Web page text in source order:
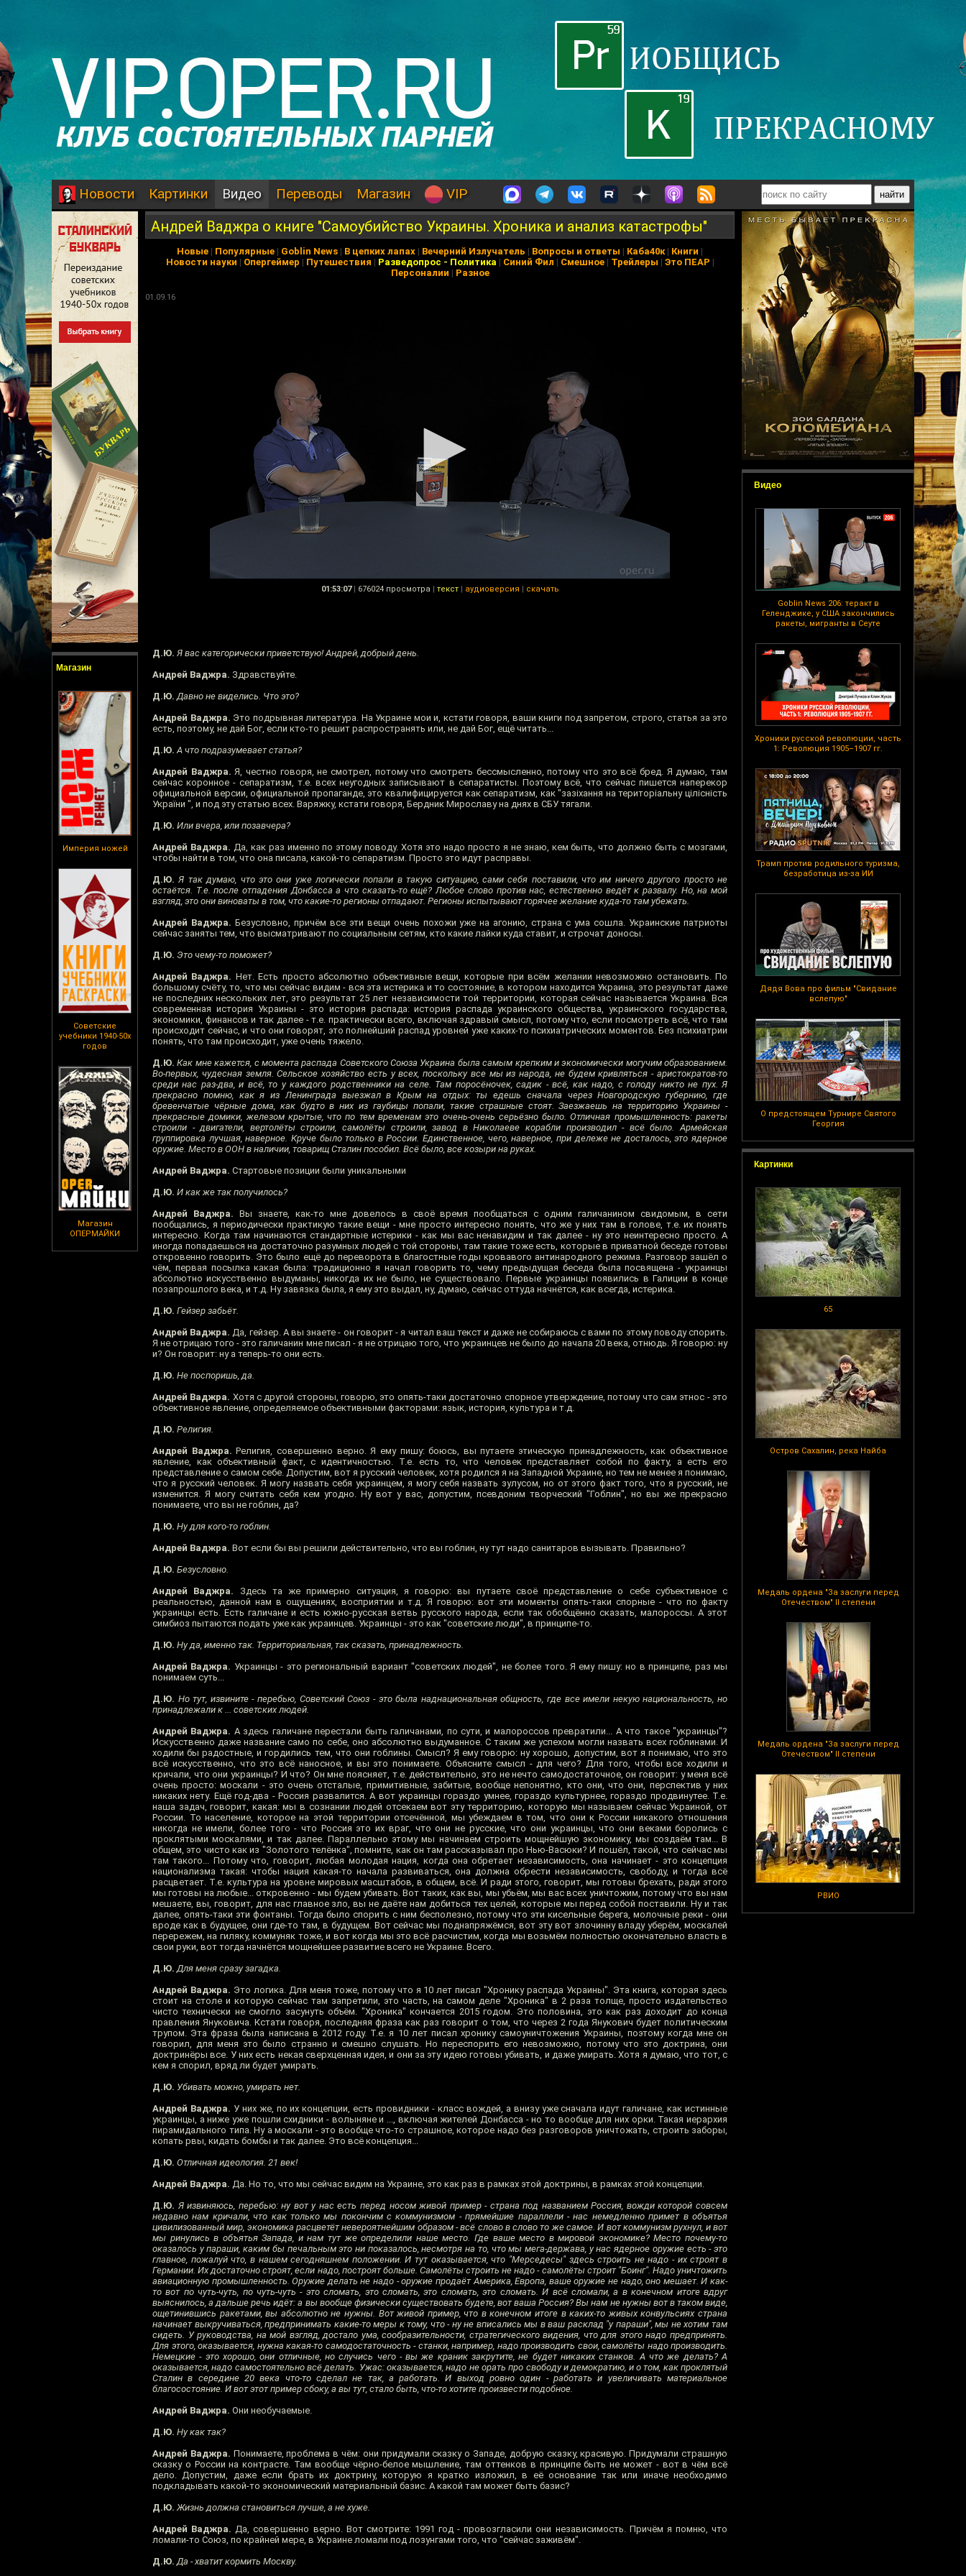
Новости Картинки Видео Переводы Магазин VIP
Магазин
Империя ножей
Советские
учебники 1940-50х
годов
Магазин
ОПЕРМАЙКИ
Видео
Goblin News 206: теракт в
Геленджике, у США закончились
ракеты, мигранты в Сеуте
Хроники русской революции, часть
1: Революция 1905–1907 гг.
Трамп против родильного туризма,
безработица из-за ИИ
Дядя Вова про фильм "Свидание
вслепую"
О предстоящем Турнире Святого
Георгия
Картинки
65
Остров Сахалин, река Найба
Медаль ордена "За заслуги перед
Отечеством" II степени
Медаль ордена "За заслуги перед
Отечеством" II степени
РВИО
Андрей Ваджра о книге "Самоубийство Украины. Хроника и анализ катастрофы"
Новые | Популярные | Goblin News | В цепких лапах | Вечерний Излучатель | Вопросы и ответы | Каба40к| Книги |
Новости науки | Опергеймер | Путешествия | Разведопрос - Политика | Синий Фил | Смешное| Трейлеры | Это ПЕАР |
Персоналии | Разное
01.09.16
01:53:07 | 676024 просмотра | текст | аудиоверсия | скачать
Д.Ю. Я вас категорически приветствую! Андрей, добрый день.
Андрей Ваджра. Здравствуйте.
Д.Ю. Давно не виделись. Что это?
Андрей Ваджра. Это подрывная литература. На Украине мои и, кстати говоря, ваши книги под запретом, строго, статья за это
есть, поэтому, не дай Бог, если кто-то решит распространять или, не дай Бог, ещё читать...
Д.Ю. А что подразумевает статья?
Андрей Ваджра. Я, честно говоря, не смотрел, потому что смотреть бессмысленно, потому что это всё бред. Я думаю, там
сейчас коронное - сепаратизм, т.е. всех неугодных записывают в сепаратисты. Поэтому всё, что сейчас пишется наперекор
официальной версии, официальной пропаганде, это квалифицируется как сепаратизм, как "зазіхання на територіальну цілісність
України ", и под эту статью всех. Варяжку, кстати говоря, Бердник Мирославу на днях в СБУ тягали.
Д.Ю. Или вчера, или позавчера?
Андрей Ваджра. Да, как раз именно по этому поводу. Хотя это надо просто я не знаю, кем быть, что должно быть с мозгами,
чтобы найти в том, что она писала, какой-то сепаратизм. Просто это идут расправы.
Д.Ю. Я так думаю, что это они уже логически попали в такую ситуацию, сами себя поставили, что им ничего другого просто не
остаётся. Т.е. после отпадения Донбасса а что сказать-то ещё? Любое слово против нас, естественно ведёт к развалу. Но, на мой
взгляд, это они виноваты в том, что какие-то регионы отпадают. Регионы испытывают горячее желание куда-то там убежать.
Андрей Ваджра. Безусловно, причём все эти вещи очень похожи уже на агонию, страна с ума сошла. Украинские патриоты
сейчас заняты тем, что высматривают по социальным сетям, кто какие лайки куда ставит, и строчат доносы.
Д.Ю. Это чему-то поможет?
Андрей Ваджра. Нет. Есть просто абсолютно объективные вещи, которые при всём желании невозможно остановить. По
большому счёту, то, что мы сейчас видим - вся эта истерика и то состояние, в котором находится Украина, это результат даже
не последних нескольких лет, это результат 25 лет независимости той территории, которая сейчас называется Украина. Вся
современная история Украины - это история распада: история распада украинского общества, украинского государства,
экономики, финансов и так далее - т.е. практически всего, включая здравый смысл, потому что, если посмотреть всё, что там
происходит сейчас, и что они говорят, это полнейший распад уровней уже каких-то психиатрических моментов. Без психиатрии
понять, что там происходит, уже очень тяжело.
Д.Ю. Как мне кажется, с момента распада Советского Союза Украина была самым крепким и экономически могучим образованием.
Во-первых, чудесная земля. Сельское хозяйство есть у всех, поскольку все мы из народа, не будем кривляться - аристократов-то
среди нас раз-два, и всё, то у каждого родственники на селе. Там поросёночек, садик - всё, как надо, с голоду никто не пух. Я
прекрасно помню, как я из Ленинграда выезжал в Крым на отдых: ты едешь сначала через Новгородскую губернию, где
бревенчатые чёрные дома, как будто в них из гаубицы попали, такие страшные стоят. Заезжаешь на территорию Украины -
прекрасные домики, железом крытые, что по тем временам это очень-очень серьёзно было. Отличная промышленность: ракеты
строили - двигатели, вертолёты строили, самолёты строили, завод в Николаеве корабли производил - всё было. Армейская
группировка лучшая, наверное. Круче было только в России. Единственное, чего, наверное, при дележе не досталось, это ядерное
оружие. Место в ООН в наличии, товарищ Сталин пособил. Всё было, все козыри на руках.
Андрей Ваджра. Стартовые позиции были уникальными
Д.Ю. И как же так получилось?
Андрей Ваджра. Вы знаете, как-то мне довелось в своё время пообщаться с одним галичанином свидомым, в сети
пообщались, я периодически практикую такие вещи - мне просто интересно понять, что же у них там в голове, т.е. их понять
интересно. Когда там начинаются стандартные истерики - как мы вас ненавидим и так далее - ну это неинтересно просто. А
иногда попадаешься на достаточно разумных людей с той стороны, там такие тоже есть, которые в приватной беседе готовы
откровенно говорить. Это было ещё до переворота в благостные годы кровавого антинародного режима. Разговор зашёл о
чём, первая посылка какая была: традиционно я начал говорить то, чему предыдущая беседа была посвящена - украинцы
абсолютно искусственно выдуманы, никогда их не было, не существовало. Первые украинцы появились в Галиции в конце
позапрошлого века, и т.д. Ну завязка была, я ему это выдал, ну, думаю, сейчас оттуда начнётся, как всегда, истерика.
Д.Ю. Гейзер забьёт.
Андрей Ваджра. Да, гейзер. А вы знаете - он говорит - я читал ваш текст и даже не собираюсь с вами по этому поводу спорить.
Я не отрицаю того - это галичанин мне писал - я не отрицаю того, что украинцев не было до начала 20 века, отнюдь. Я говорю: ну
и? Он говорит: ну а теперь-то они есть.
Д.Ю. Не поспоришь, да.
Андрей Ваджра. Хотя с другой стороны, говорю, это опять-таки достаточно спорное утверждение, потому что сам этнос - это
объективное явление, определяемое объективными факторами: язык, история, культура и т.д.
Д.Ю. Религия.
Андрей Ваджра. Религия, совершенно верно. Я ему пишу: боюсь, вы путаете этическую принадлежность, как объективное
явление, как объективный факт, с идентичностью. Т.е. есть то, что человек представляет собой по факту, а есть его
представление о самом себе. Допустим, вот я русский человек, хотя родился я на Западной Украине, но тем не менее я понимаю,
что я русский человек. Я могу назвать себя украинцем, я могу себя назвать зулусом, но от этого факт того, что я русский, не
изменится. Я могу считать себя кем угодно. Ну вот у вас, допустим, псевдоним творческий "Гоблин", но вы же прекрасно
понимаете, что вы не гоблин, да?
Д.Ю. Ну для кого-то гоблин.
Андрей Ваджра. Вот если бы вы решили действительно, что вы гоблин, ну тут надо санитаров вызывать. Правильно?
Д.Ю. Безусловно.
Андрей Ваджра. Здесь та же примерно ситуация, я говорю: вы путаете своё представление о себе субъективное с
реальностью, данной нам в ощущениях, восприятии и т.д. Я говорю: вот эти моменты опять-таки спорные - что по факту
украинцы есть. Есть галичане и есть южно-русская ветвь русского народа, если так обобщённо сказать, малороссы. А этот
симбиоз пытаются подать уже как украинцев. Украинцы - это как "советские люди", в принципе-то.
Д.Ю. Ну да, именно так. Территориальная, так сказать, принадлежность.
Андрей Ваджра. Украинцы - это региональный вариант "советских людей", не более того. Я ему пишу: но в принципе, раз мы
понимаем суть...
Д.Ю. Но тут, извините - перебью, Советский Союз - это была наднациональная общность, где все имели некую национальность, но
принадлежали к ... советских людей.
Андрей Ваджра. А здесь галичане перестали быть галичанами, по сути, и малороссов превратили... А что такое "украинцы"?
Искусственно даже название само по себе, оно абсолютно выдуманное. С таким же успехом могли назвать всех гоблинами. И
ходили бы радостные, и гордились тем, что они гоблины. Смысл? Я ему говорю: ну хорошо, допустим, вот я понимаю, что это
всё искусственно, что это всё наносное, и вы это понимаете. Объясните смысл - для чего? Для того, чтобы все ходили и
кричали, что они украинцы? И что? Он мне поясняет, т.е. действительно, это не нечто самодостаточное, он говорит: у меня всё
очень просто: москали - это очень отсталые, примитивные, забитые, вообще непонятно, кто они, что они, перспектив у них
никаких нету. Ещё год-два - Россия развалится. А вот украинцы гораздо умнее, гораздо культурнее, гораздо продвинутее. Т.е.
наша задач, говорит, какая: мы в сознании людей отсекаем вот эту территорию, которую мы называем сейчас Украиной, от
России. То население, которое на этой территории отсечённой, мы убеждаем в том, что они к России никакого отношения
никогда не имели, более того - что Россия это их враг, что они не русские, что они украинцы, что они веками боролись с
проклятыми москалями, и так далее. Параллельно этому мы начинаем строить мощнейшую экономику, мы создаём там... В
общем, это чисто как из "Золотого телёнка", помните, как он там рассказывал про Нью-Васюки? И пошёл, такой, что сейчас мы
там такого... Потому что, говорит, любая молодая нация, когда она обретает независимость, она начинает - это концепция
национализма такая: чтобы нация какая-то начала развиваться, она должна обрести независимость, свободу, и тогда всё
расцветает. Т.е. культура на уровне мировых масштабов, в общем, всё. И ради этого, говорит, мы готовы брехать, ради этого
мы готовы на любые... откровенно - мы будем убивать. Вот таких, как вы, мы убьём, мы вас всех уничтожим, потому что вы нам
мешаете, вы, говорит, для нас главное зло, вы не даёте нам добиться тех целей, которые мы перед собой поставили. Ну и так
далее, опять-таки эти фонтаны. Тогда было спорить с ним бесполезно, потому что эти кисельные берега, молочные реки - они
вроде как в будущее, они где-то там, в будущем. Вот сейчас мы поднапряжёмся, вот эту вот злочинну владу уберём, москалей
перережем, на гиляку, коммуняк тоже, и вот когда мы это всё расчистим, когда мы возьмём полностью окончательно власть в
свои руки, вот тогда начнётся мощнейшее развитие всего не Украине. Всего.
Д.Ю. Для меня сразу загадка.
Андрей Ваджра. Это логика. Для меня тоже, потому что я 10 лет писал "Хронику распада Украины". Эта книга, которая здесь
стоит на столе и которую сейчас там запретили, это часть, на самом деле "Хроника" в 2 раза толще, просто издательство
чисто технически не смогло засунуть объём. "Хроника" кончается 2015 годом. Это половина, это как раз доходит до конца
правления Януковича. Кстати говоря, последняя фраза как раз говорит о том, что через 2 года Янукович будет политическим
трупом. Эта фраза была написана в 2012 году. Т.е. я 10 лет писал хронику самоуничтожения Украины, поэтому когда мне он
говорил, для меня это было странно и смешно слушать. Но переспорить его невозможно, потому что это доктрина, они
доктринёры все. У них есть некая сверхценная идея, и они за эту идею готовы убивать, и даже умирать. Хотя я думаю, что тот, с
кем я спорил, вряд ли будет умирать.
Д.Ю. Убивать можно, умирать нет.
Андрей Ваджра. У них же, по их концепции, есть провидники - класс вождей, а внизу уже сначала идут галичане, как истинные
украинцы, а ниже уже пошли схидники - волыняне и ..., включая жителей Донбасса - но то вообще для них орки. Такая иерархия
пирамидального типа. Ну а москали - это вообще что-то страшное, которое надо без разговоров уничтожать, строить заборы,
копать рвы, кидать бомбы и так далее. Это всё концепция...
Д.Ю. Отличная идеология. 21 век!
Андрей Ваджра. Да. Но то, что мы сейчас видим на Украине, это как раз в рамках этой доктрины, в рамках этой концепции.
Д.Ю. Я извиняюсь, перебью: ну вот у нас есть перед носом живой пример - страна под названием Россия, вожди которой совсем
недавно нам кричали, что как только мы покончим с коммунизмом - прямейшие параллели - нас немедленно примет в объятья
цивилизованный мир, экономика расцветёт невероятнейшим образом - всё слово в слово то же самое. И вот коммунизм рухнул, и вот
мы ринулись в объятья Запада, и нам тут же определили наше место. Где ваше место в мировой экономике? Место почему-то
оказалось у параши, каким бы печальным это ни показалось, несмотря на то, что мы мега-держава, у нас ядерное оружие есть - это
главное, пожалуй что, в нашем сегодняшнем положении. И тут оказывается, что "Мерседесы" здесь строить не надо - их строят в
Германии. Их достаточно строят, если надо, построят больше. Самолёты строить не надо - самолёты строит "Боинг". Надо уничтожить
авиационную промышленность. Оружие делать не надо - оружие продаёт Америка, Европа, ваше оружие не надо, оно мешает. И как-
то вот по чуть-чуть, по чуть-чуть - это сломать, это сломать, это сломать, это сломать. И всё сломали, а в конечном итоге вдруг
выяснилось, а дальше речь идёт: а вы вообще физически существовать будете, вот ваша Россия? Вы нам не нужны вот в таком виде,
ощетинившись ракетами, вы абсолютно не нужны. Вот живой пример, что в конечном итоге в каких-то живых конвульсиях страна
начинает выкручиваться, предпринимать какие-то меры к тому, что - ну не вписались мы в ваш расклад "у параши", мы не хотим там
сидеть. У руководства, на мой взгляд, достало ума, сообразительности, стратегического видения, что для этого надо предпринять.
Для этого, оказывается, нужна какая-то самодостаточность - станки, например, надо производить свои, самолёты надо производить.
Немецкие - это хорошо, они отличные, но случись чего - вы же краник закрутите, не будет никаких станков. А что же делать? А
оказывается, надо самостоятельно всё делать. Ужас: оказывается, надо не орать про свободу и демократию, и о том, как проклятый
Сталин в середине 20 века что-то сделал не так, а работать. И выход ровно один - работать и увеличивать материальное
благосостояние. И вот этот пример сбоку, а вы тут, стало быть, что-то хотите произвести подобное.
Андрей Ваджра. Они необучаемые.
Д.Ю. Ну как так?
Андрей Ваджра. Понимаете, проблема в чём: они придумали сказку о Западе, добрую сказку, красивую. Придумали страшную
сказку о России на контрасте. Там вообще чёрно-белое мышление, там оттенков в принципе быть не может - вот в чём всё
дело. Допустим, даже если брать их доктрину, которую я кратко изложил, в её основание так или иначе необходимо
подкладывать какой-то экономический материальный базис. А какой там может быть базис?
Д.Ю. Жизнь должна становиться лучше, а не хуже.
Андрей Ваджра. Да, совершенно верно. Вот смотрите: 1991 год - провозгласили они независимость. Причём я помню, что
ломали-то Союз, по крайней мере, в Украине ломали под лозунгами того, что "сейчас заживём".
Д.Ю. Да - хватит кормить Москву.